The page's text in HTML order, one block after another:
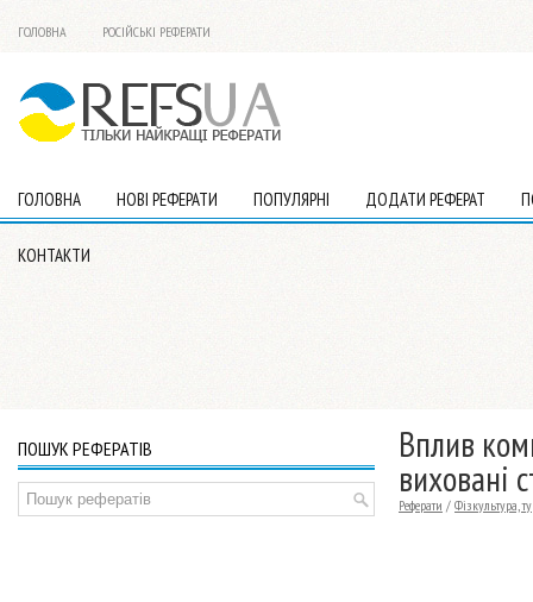
ГОЛОВНА РОСІЙСЬКІ РЕФЕРАТИ
ГОЛОВНА НОВІ РЕФЕРАТИ ПОПУЛЯРНІ ДОДАТИ РЕФЕРАТ
КОНТАКТИ
Вплив
виховані
Реферати / Фізкультура,
ПОШУК РЕФЕРАТІВ